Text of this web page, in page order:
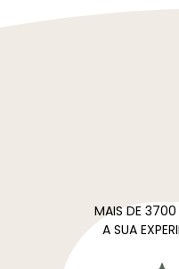
MAIS DE 3700
A SUA